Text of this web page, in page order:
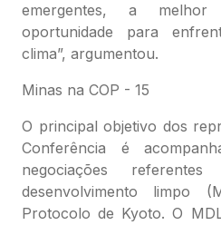
emergentes, a
oportunidade para
clima”, argumentou.
Minas na COP - 15
O principal objetivo dos
Conferência é
negociações
desenvolvimento limpo
Protocolo de Kyoto. O